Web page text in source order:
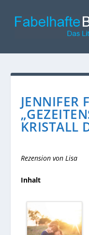
JENNIFER
KRISTALL
Rezension von Lisa
Inhalt